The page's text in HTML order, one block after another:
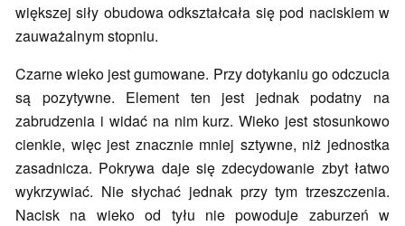
większej siły obudowa odkształcała się pod naciskiem w
zauważalnym stopniu.
Czarne wieko jest gumowane. Przy dotykaniu go odczucia
są pozytywne. Element ten jest jednak podatny na
zabrudzenia i widać na nim kurz. Wieko jest stosunkowo
cienkie, więc jest znacznie mniej sztywne, niż jednostka
zasadnicza. Pokrywa daje się zdecydowanie zbyt łatwo
wykrzywiać. Nie słychać jednak przy tym trzeszczenia.
Nacisk na wieko od tyłu nie powoduje zaburzeń w